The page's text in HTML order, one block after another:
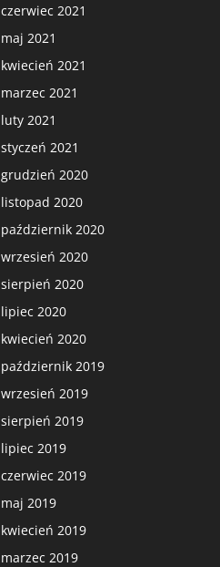
czerwiec 2021
maj 2021
kwiecień 2021
marzec 2021
luty 2021
styczeń 2021
grudzień 2020
listopad 2020
październik 2020
wrzesień 2020
sierpień 2020
lipiec 2020
kwiecień 2020
październik 2019
wrzesień 2019
sierpień 2019
lipiec 2019
czerwiec 2019
maj 2019
kwiecień 2019
marzec 2019